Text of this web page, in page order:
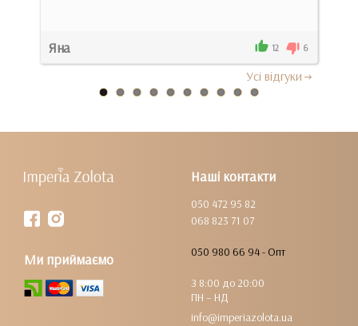
Яна 12 6
Усi вiдгуки
Наші контакти
050 472 95 82
068 823 71 07
050 980 66 94 - Опт
З 8:00 до 20:00
ПН – НД
info@imperiazolota.ua
Ми приймаємо